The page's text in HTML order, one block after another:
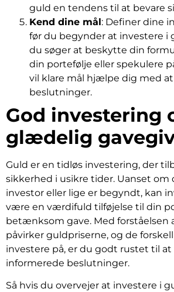
guld en tendens til at bevare
Kend dine mål: Definer dine
før du begynder at investere i
du søger at beskytte din
din portefølje eller spekulere
vil klare mål hjælpe dig med
beslutninger.
God investering
glædelig
Guld er en tidløs investering, der
sikkerhed i usikre tider. Uanset om
investor eller lige er begyndt, kan
være en værdifuld tilføjelse til din
betænksom gave. Med forståelsen
påvirker guldpriserne, og de
investere på, er du godt rustet til
informerede beslutninger.
Så hvis du overvejer at investere i